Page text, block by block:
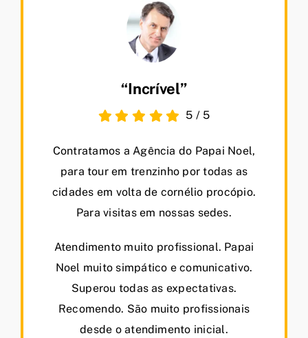
“Incrível”
5 / 5
Contratamos a Agência do Papai Noel,
para tour em trenzinho por todas as
cidades em volta de cornélio procópio.
Para visitas em nossas sedes.
Atendimento muito profissional. Papai
Noel muito simpático e comunicativo.
Superou todas as expectativas.
Recomendo. São muito profissionais
desde o atendimento inicial.